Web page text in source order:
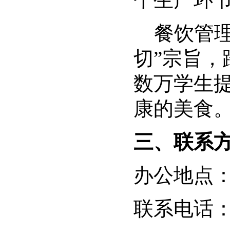
餐饮管
切”宗旨
数万学生
康的美食
三、联系
办公地点
联系电话